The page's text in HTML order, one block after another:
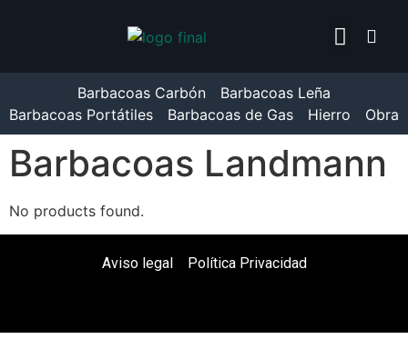
Barbacoas Carbón
Barbacoas Leña
Barbacoas Portátiles
Barbacoas de Gas Hierro Obra
Barbacoas Landmann
No products found.
Aviso legal Política Privacidad